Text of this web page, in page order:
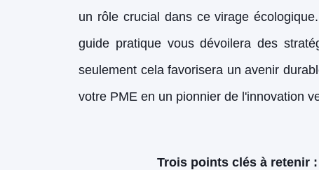
un rôle crucial dans ce virage
guide pratique vous dévoilera des
seulement cela favorisera un avenir
votre PME en un pionnier de l'innovation
Trois points clés à retenir :